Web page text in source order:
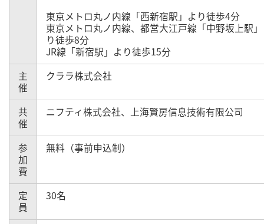
東京メトロ丸ノ内線「西新宿駅」より徒歩4分
東京メトロ丸ノ内線、都営大江戸線「中野坂上駅
り徒歩8分
JR線「新宿駅」より徒歩15分
主
催
クララ株式会社
共
催
ニフティ株式会社、上海賢房信息技術有限公司
参
加
費
無料（事前申込制）
定
員
30名